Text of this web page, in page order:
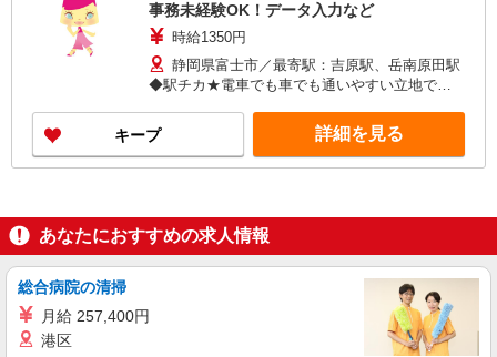
事務未経験OK！データ入力など
時給1350円
静岡県富士市／最寄駅：吉原駅、岳南原田駅
◆駅チカ★電車でも車でも通いやすい立地で
◎
キープ 詳細を見る
あなたにおすすめの求人情報
総合病院の清掃
月給 257,400円
港区